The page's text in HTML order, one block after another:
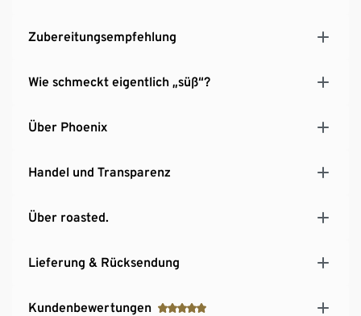
Zubereitungsempfehlung
Wie schmeckt eigentlich „süß“?
Über Phoenix
Handel und Transparenz
Über roasted.
Lieferung & Rücksendung
Kundenbewertungen